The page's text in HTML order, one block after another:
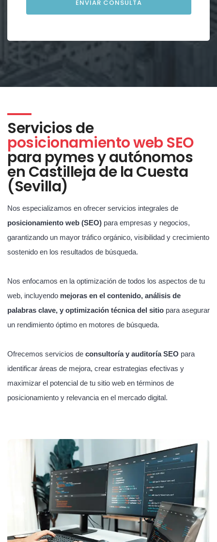
Servicios de
posicionamiento web SEO
para pymes y autónomos
en Castilleja de la Cuesta
(Sevilla)
Nos especializamos en ofrecer servicios integrales de
posicionamiento web (SEO) para empresas y negocios,
garantizando un mayor tráfico orgánico, visibilidad y crecimiento
sostenido en los resultados de búsqueda.
Nos enfocamos en la optimización de todos los aspectos de tu
web, incluyendo mejoras en el contenido, análisis de
palabras clave, y optimización técnica del sitio para asegurar
un rendimiento óptimo en motores de búsqueda.
Ofrecemos servicios de consultoría y auditoría SEO para
identificar áreas de mejora, crear estrategias efectivas y
maximizar el potencial de tu sitio web en términos de
posicionamiento y relevancia en el mercado digital.